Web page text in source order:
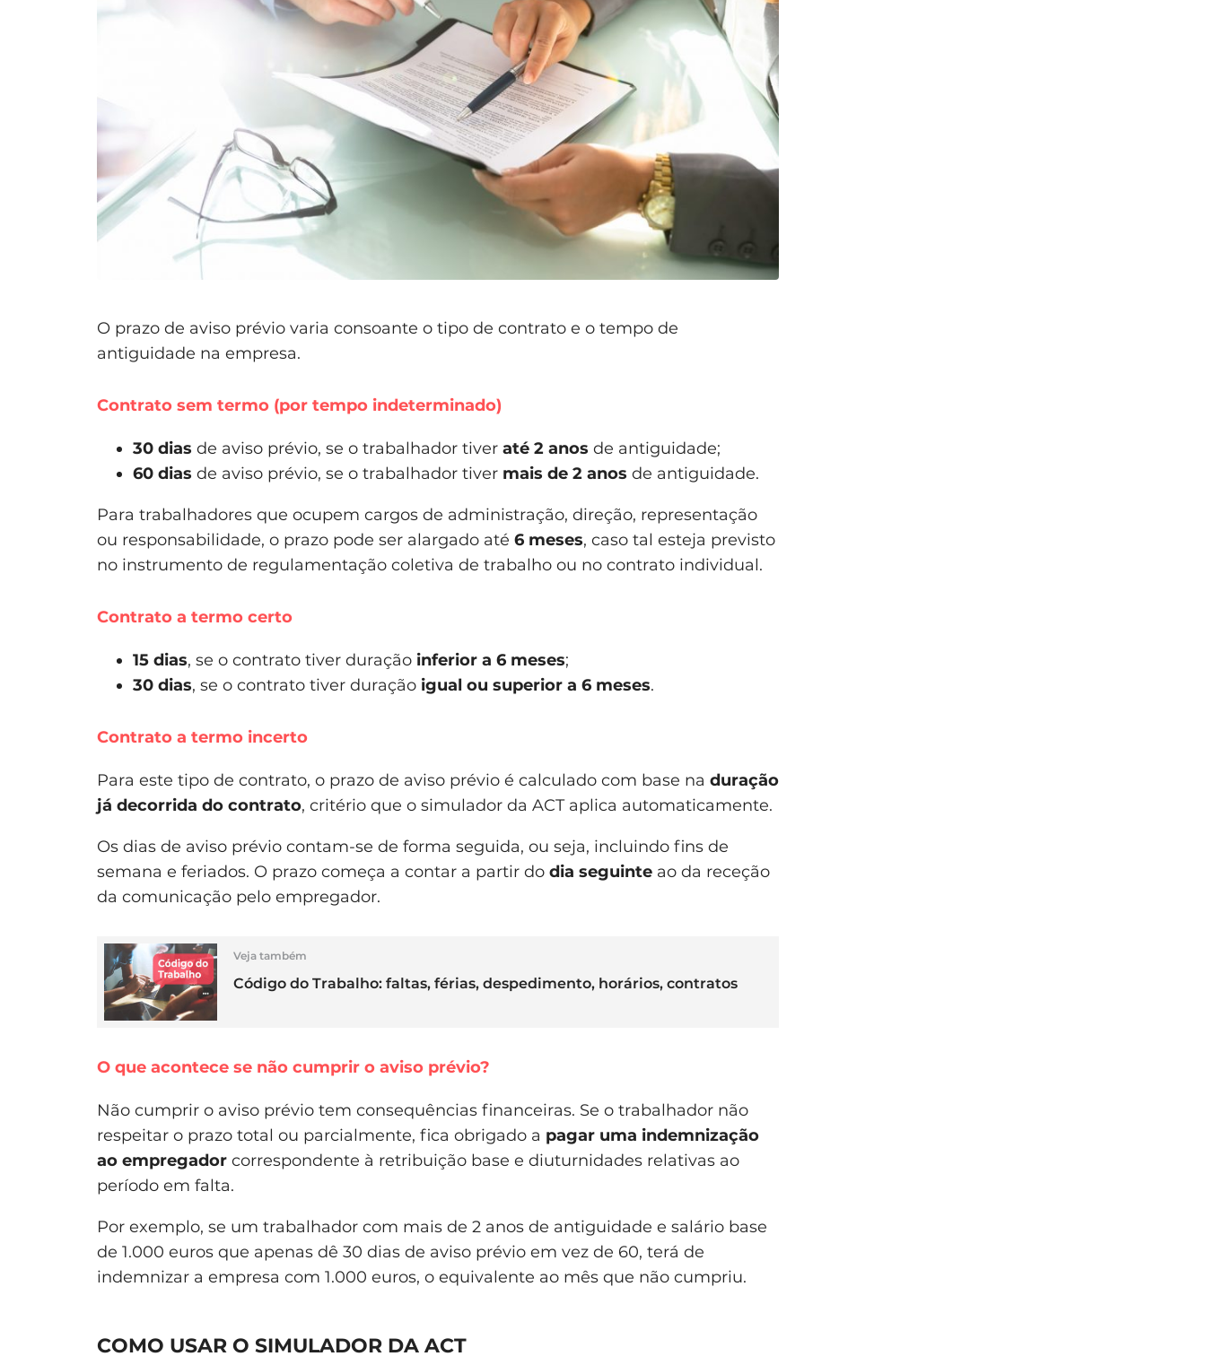
O prazo de aviso prévio varia consoante o tipo de contrato e o tempo de
antiguidade na empresa.
Contrato sem termo (por tempo indeterminado)
30 dias de aviso prévio, se o trabalhador tiver até 2 anos de antiguidade;
60 dias de aviso prévio, se o trabalhador tiver mais de 2 anos de antiguidade.
Para trabalhadores que ocupem cargos de administração, direção, representação
ou responsabilidade, o prazo pode ser alargado até 6 meses, caso tal esteja previsto
no instrumento de regulamentação coletiva de trabalho ou no contrato individual.
Contrato a termo certo
15 dias, se o contrato tiver duração inferior a 6 meses;
30 dias, se o contrato tiver duração igual ou superior a 6 meses.
Contrato a termo incerto
Para este tipo de contrato, o prazo de aviso prévio é calculado com base na duração
já decorrida do contrato, critério que o simulador da ACT aplica automaticamente.
Os dias de aviso prévio contam-se de forma seguida, ou seja, incluindo fins de
semana e feriados. O prazo começa a contar a partir do dia seguinte ao da receção
da comunicação pelo empregador.
Veja também
Código do Trabalho: faltas, férias, despedimento, horários, contratos
O que acontece se não cumprir o aviso prévio?
Não cumprir o aviso prévio tem consequências financeiras. Se o trabalhador não
respeitar o prazo total ou parcialmente, fica obrigado a pagar uma indemnização
ao empregador correspondente à retribuição base e diuturnidades relativas ao
período em falta.
Por exemplo, se um trabalhador com mais de 2 anos de antiguidade e salário base
de 1.000 euros que apenas dê 30 dias de aviso prévio em vez de 60, terá de
indemnizar a empresa com 1.000 euros, o equivalente ao mês que não cumpriu.
COMO USAR O SIMULADOR DA ACT